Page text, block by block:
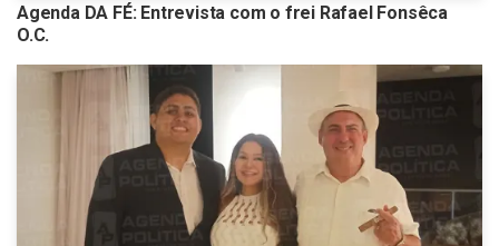
Agenda DA FÉ: Entrevista com o frei Rafael Fonsêca
O.C.